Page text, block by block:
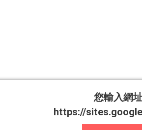
您輸入網
https://